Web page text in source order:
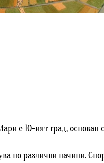
е 10-ият град, основан
по различни начини.